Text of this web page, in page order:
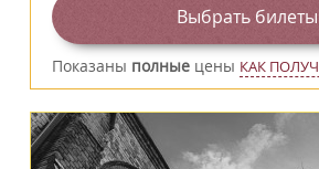
Выбрать билеты
Показаны полные цены КАК